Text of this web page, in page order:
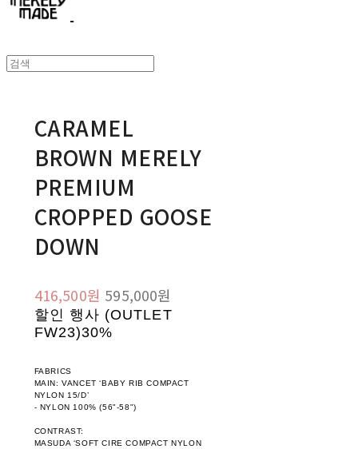
CARAMEL
BROWN MERELY
PREMIUM
CROPPED GOOSE
DOWN
416,500원 595,000원
할인 행사 (OUTLET
FW23)30%
FABRICS
MAIN: VANCET ‘BABY RIB COMPACT
NYLON 15/D’
- NYLON 100% (56"-58")
CONTRAST:
MASUDA ‘SOFT CIRE COMPACT NYLON